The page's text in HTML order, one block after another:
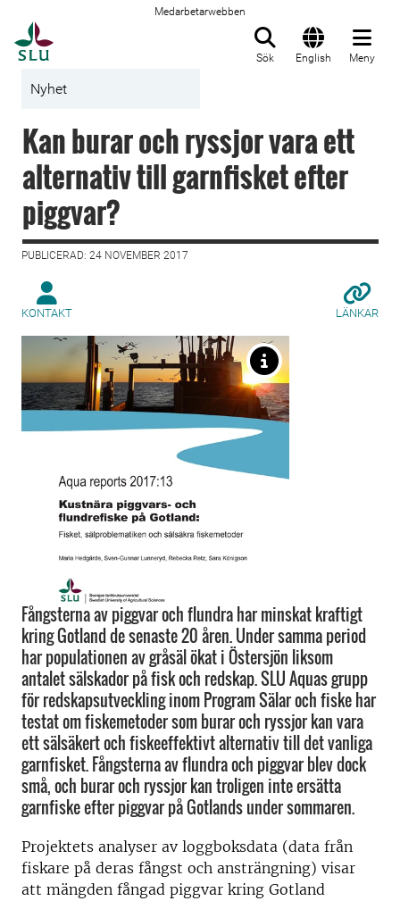
Medarbetarwebben
Sök English Meny
Nyhet
Kan burar och ryssjor vara ett
alternativ till garnfisket efter
piggvar?
PUBLICERAD: 24 NOVEMBER 2017
KONTAKT LÄNKAR
Fångsterna av piggvar och flundra har minskat kraftigt
kring Gotland de senaste 20 åren. Under samma period
har populationen av gråsäl ökat i Östersjön liksom
antalet sälskador på fisk och redskap. SLU Aquas grupp
för redskapsutveckling inom Program Sälar och fiske har
testat om fiskemetoder som burar och ryssjor kan vara
ett sälsäkert och fiskeeffektivt alternativ till det vanliga
garnfisket. Fångsterna av flundra och piggvar blev dock
små, och burar och ryssjor kan troligen inte ersätta
garnfiske efter piggvar på Gotlands under sommaren.
Projektets analyser av loggboksdata (data från
fiskare på deras fångst och ansträngning) visar
att mängden fångad piggvar kring Gotland